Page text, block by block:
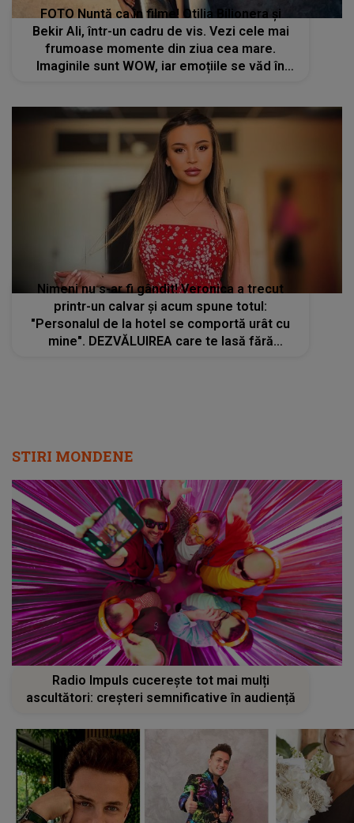
FOTO Nuntă ca în filme! Otilia Bilionera și
Bekir Ali, într-un cadru de vis. Vezi cele mai
frumoase momente din ziua cea mare.
Imaginile sunt WOW, iar emoțiile se văd în
Nimeni nu s-ar fi gândit! Veronica a trecut
printr-un calvar și acum spune totul:
"Personalul de la hotel se comportă urât cu
mine". DEZVĂLUIREA care te lasă fără
STIRI MONDENE
Radio Impuls cucerește tot mai mulți
ascultători: creșteri semnificative în audiență